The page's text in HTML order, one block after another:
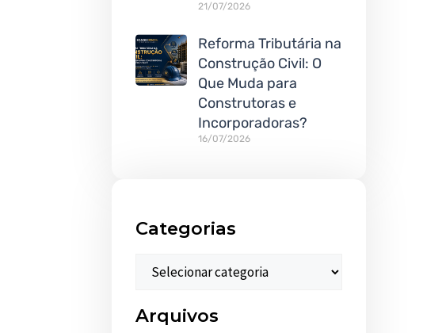
21/07/2026
Reforma Tributária na
Construção Civil: O
Que Muda para
Construtoras e
Incorporadoras?
16/07/2026
Categorias
Arquivos